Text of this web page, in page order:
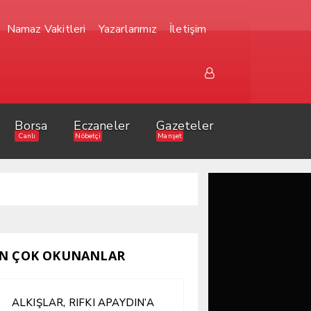
Namaz Vakitleri Yazarlarımız İletişim
Borsa
Canlı
Eczaneler
Nöbetçi
Gazeteler
Manşet
ÇOK OKUNANLAR
ALKIŞLAR, RIFKI APAYDIN’A